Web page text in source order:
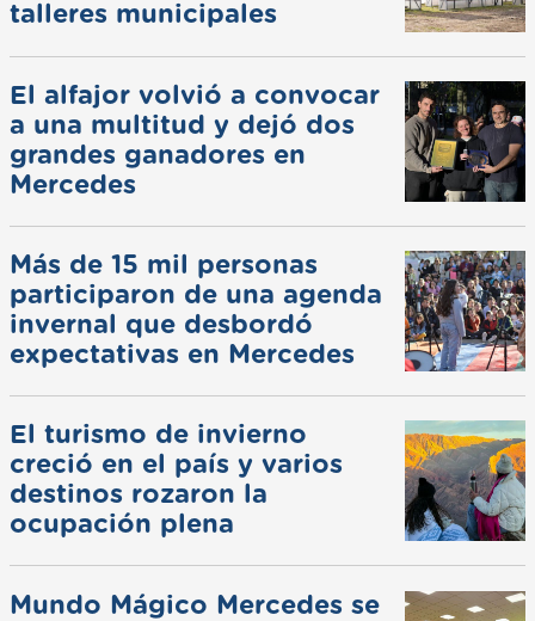
talleres municipales
El alfajor volvió a convocar
a una multitud y dejó dos
grandes ganadores en
Mercedes
Más de 15 mil personas
participaron de una agenda
invernal que desbordó
expectativas en Mercedes
El turismo de invierno
creció en el país y varios
destinos rozaron la
ocupación plena
Mundo Mágico Mercedes se